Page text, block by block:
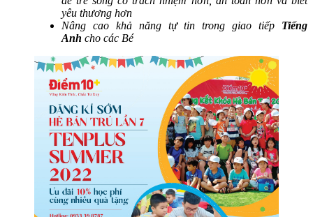
yêu thương hơn
Nâng cao khả năng tự tin trong giao tiếp Tiếng
Anh cho các Bé